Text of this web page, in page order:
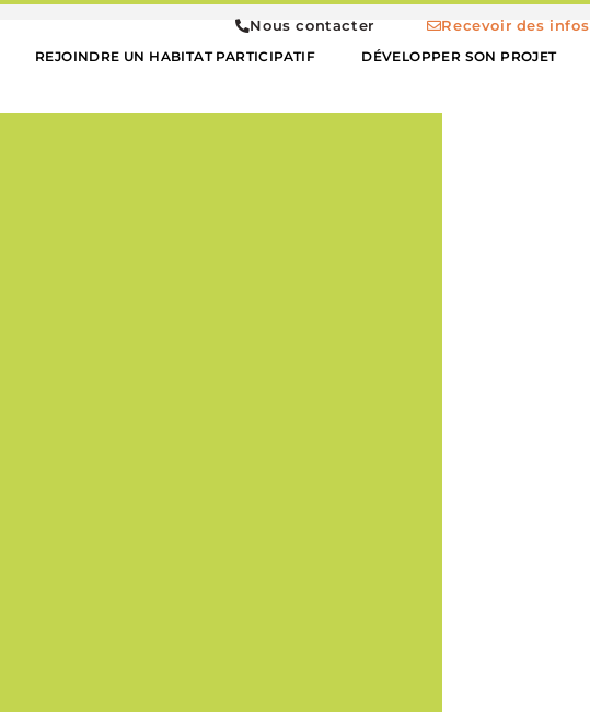
Recevoir des infos
Nous contacter
REJOINDRE UN HABITAT PARTICIPATIF DÉVELOPPER SON PROJET